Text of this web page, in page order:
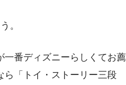
。
一番ディズニーらしくてお薦
ら「トイ・ストーリー三段